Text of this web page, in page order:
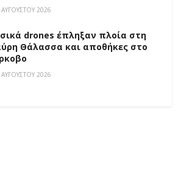
2026
drones έπληξαν πλοία στη
Θάλασσα και αποθήκες στο
2026